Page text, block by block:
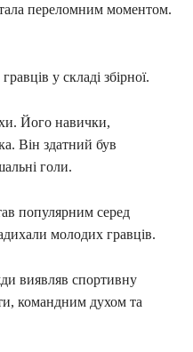
переломним моментом.
у складі збірної.
Його навички,
Він здатний був
голи.
популярним серед
молодих гравців.
виявляв спортивну
командним духом та